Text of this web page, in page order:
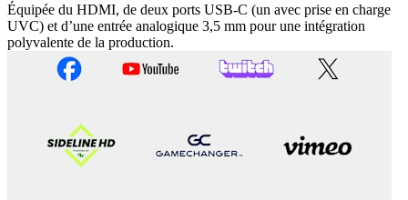
Équipée du HDMI, de deux ports USB-C (un avec prise en charge
UVC) et d’une entrée analogique 3,5 mm pour une intégration
polyvalente de la production.